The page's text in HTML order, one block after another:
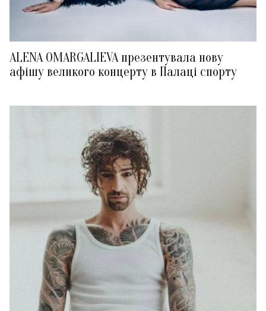
ALENA OMARGALIEVA презентувала нову
афішу великого концерту в Палаці спорту